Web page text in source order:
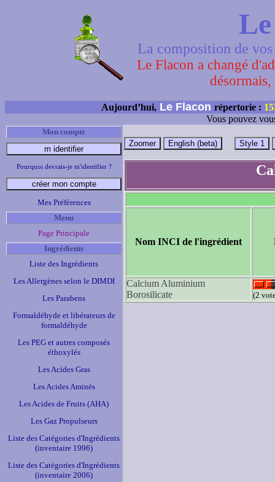
La composition de
Le Flacon a changé
Aujourd’hui, Le Flacon répertorie :
Vous pouvez
Mon compte
Pourquoi devrais-je m'identifier ?
Mes Préférences
Menu
Page Principale
Ingrédients
Liste des Ingrédients
Les Allergènes selon le DIMDI
Les Parabens
Formaldéhyde et libérateurs de
formaldéhyde
Les PEG et autres composés
éthoxylés
Les Acides Gras
Les Acides Aminés
Les Acides de Fruits (AHA)
Les Gaz Propulseurs
Liste des Catégories d'Ingrédients
(inventaire 1996)
Liste des Catégories d'Ingrédients
(inventaire 2006)
Nom INCI de l'ingrédient
Calcium Aluminium
Borosilicate
(2